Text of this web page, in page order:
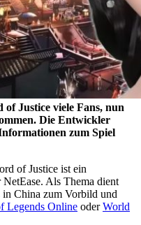
of Justice viele Fans, nun
Die Entwickler
zum Spiel
of Justice ist ein
Als Thema dient
in China zum Vorbild und
Legends Online oderWorld